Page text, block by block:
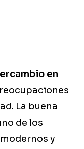
en
La buena
de los
y